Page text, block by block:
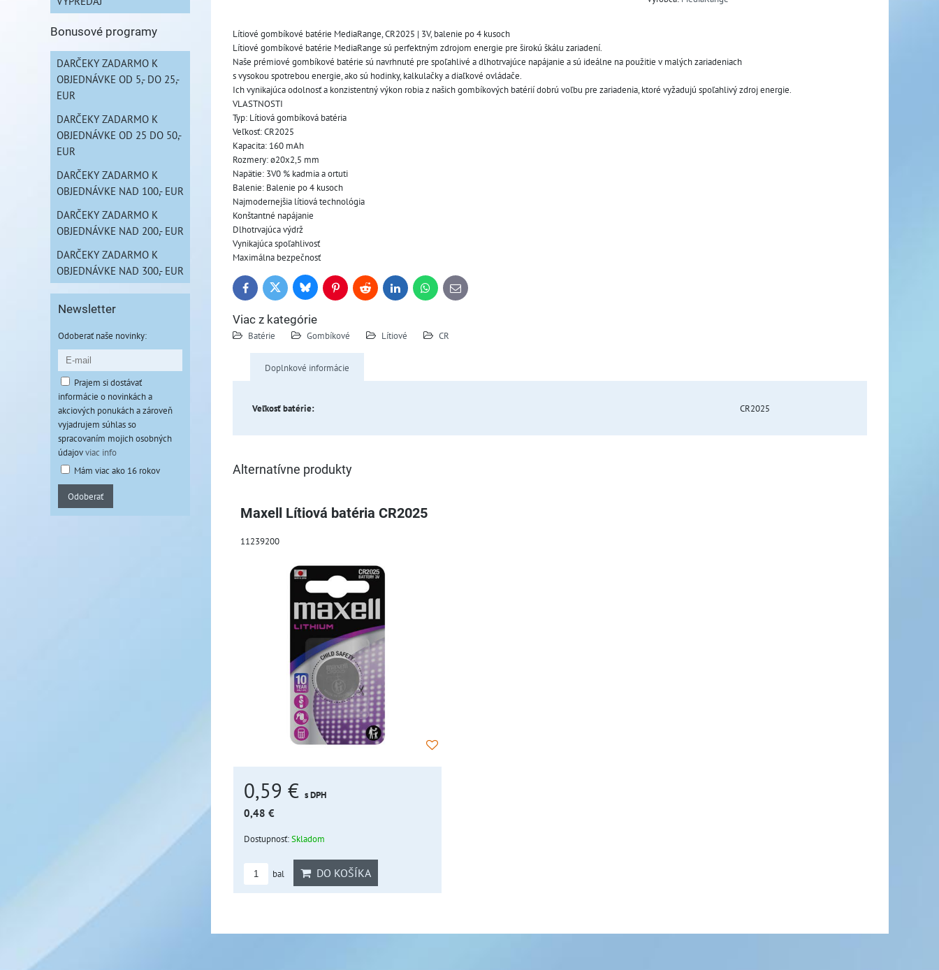
Lítiové gombíkové batérie MediaRange, CR2025 | 3V, balenie po 4 kusoch
Lítiové gombíkové batérie MediaRange sú perfektným zdrojom energie pre širokú škálu zariadení.
Naše prémiové gombíkové batérie sú navrhnuté pre spoľahlivé a dlhotrvajúce napájanie a sú ideálne na použitie v malých zariadeniach
s vysokou spotrebou energie, ako sú hodinky, kalkulačky a diaľkové ovládače.
Ich vynikajúca odolnosť a konzistentný výkon robia z našich gombíkových batérií dobrú voľbu pre zariadenia, ktoré vyžadujú spoľahlivý zdroj energie.
VLASTNOSTI
Typ: Lítiová gombíková batéria
Veľkosť: CR2025
Kapacita: 160 mAh
Rozmery: ø20x2,5 mm
Napätie: 3V0 % kadmia a ortuti
Balenie: Balenie po 4 kusoch
Najmodernejšia lítiová technológia
Konštantné napájanie
Dlhotrvajúca výdrž
Vynikajúca spoľahlivosť
Maximálna bezpečnosť
FacebookTwitter BlueskyPinterestReddit LinkedInWhatsApp
E-
mail
Viac z kategórie
Batérie Gombíkové Lítiové CR
Doplnkové informácie
Veľkosť batérie: CR2025
Alternatívne produkty
Maxell Lítiová batéria CR2025
11239200
0,59 € s DPH
0,48 €
Dostupnosť:Skladom
bal DO KOŠÍKA
Bonusové programy
DARČEKY ZADARMO K
OBJEDNÁVKE OD 5,- DO 25,-
EUR
DARČEKY ZADARMO K
OBJEDNÁVKE OD 25 DO 50,-
EUR
DARČEKY ZADARMO K
OBJEDNÁVKE NAD 100,- EUR
DARČEKY ZADARMO K
OBJEDNÁVKE NAD 200,- EUR
DARČEKY ZADARMO K
OBJEDNÁVKE NAD 300,- EUR
Newsletter
Odoberať naše novinky:
Prajem si dostávať
informácie o novinkách a
akciových ponukách a zároveň
vyjadrujem súhlas so
spracovaním mojich osobných
údajovviac info
Mám viac ako 16 rokov
Odoberať